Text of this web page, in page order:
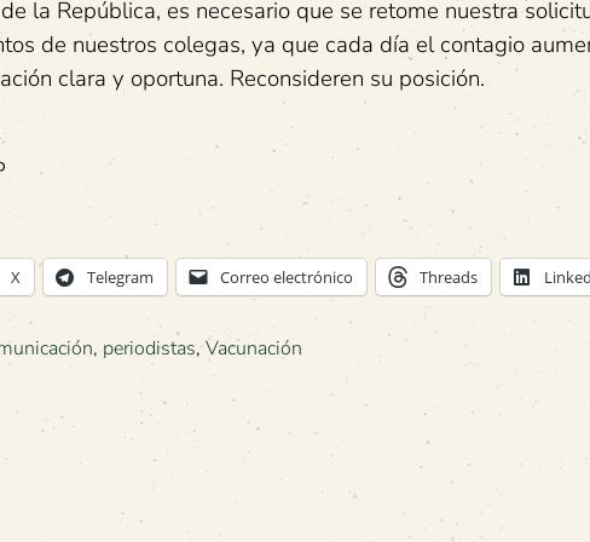
la República, es necesario que se retome nuestra
de nuestros colegas, ya que cada día el contagio
clara y oportuna. Reconsideren su posición.
X Telegram Correo electrónico Threads
, periodistas,Vacunación